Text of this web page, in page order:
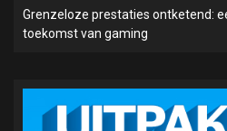
Grenzeloze prestaties ontketend:
toekomst van gaming